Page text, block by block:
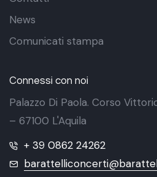
News
Comunicati stampa
Connessi con noi
Palazzo Di Paola. Corso
– 67100 L'Aquila
+ 39 0862 24262